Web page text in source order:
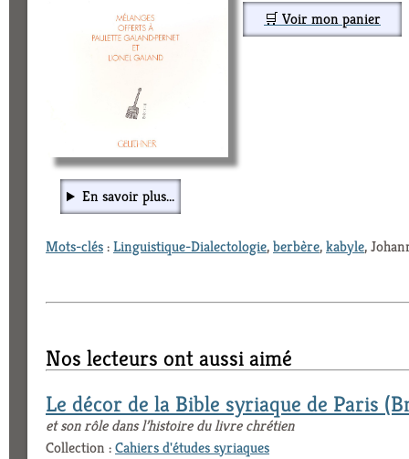
🛒 Voir mon panier
En savoir plus...
Mots-clés:Linguistique-Dialectologie,berbère,kabyle,
Nos lecteurs ont aussi aimé
Le décor de la Bible syriaque de Paris
et son rôle dans l’histoire du livre chrétien
Collection :Cahiers d'études syriaques